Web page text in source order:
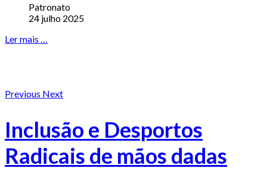
Patronato
24 julho 2025
Ler mais …
Previous Next
Inclusão e Desportos
Radicais de mãos dadas